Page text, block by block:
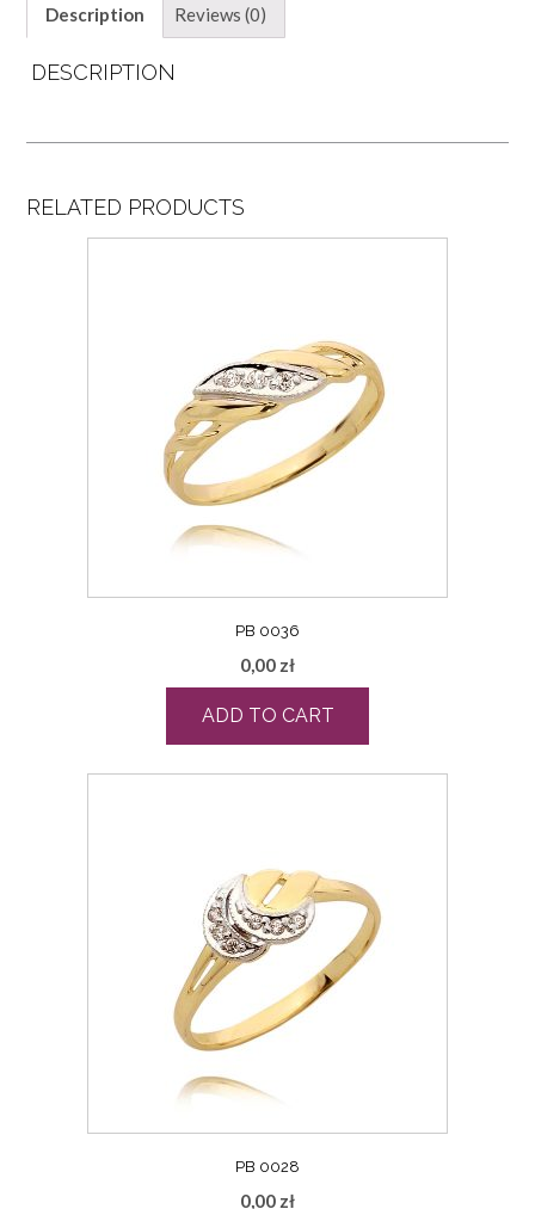
Description Reviews (0)
DESCRIPTION
RELATED PRODUCTS
PB 0036
0,00 zł
ADD TO CART
PB 0028
0,00 zł